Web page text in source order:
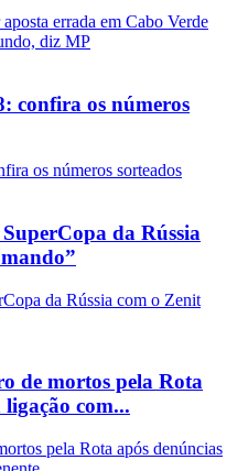
confira os números
da Rússia
de mortos pela Rota
ligação com...